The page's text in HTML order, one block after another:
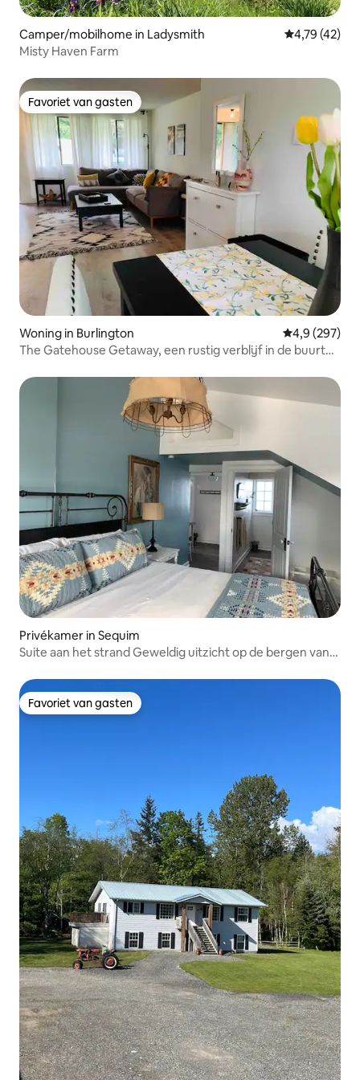
Camper/mobilhome in Ladysmith Gemiddelde
4,79 (42)
Misty Haven Farm
Favoriet van gasten
Favoriet van gasten
Woning in Burlington Gemiddelde
4,9 (297)
The Gatehouse Getaway, een rustig verblijf in de buurt
Privékamer in Sequim
Suite aan het strand Geweldig uitzicht op de bergen van
Favoriet van gasten
Favoriet van gasten